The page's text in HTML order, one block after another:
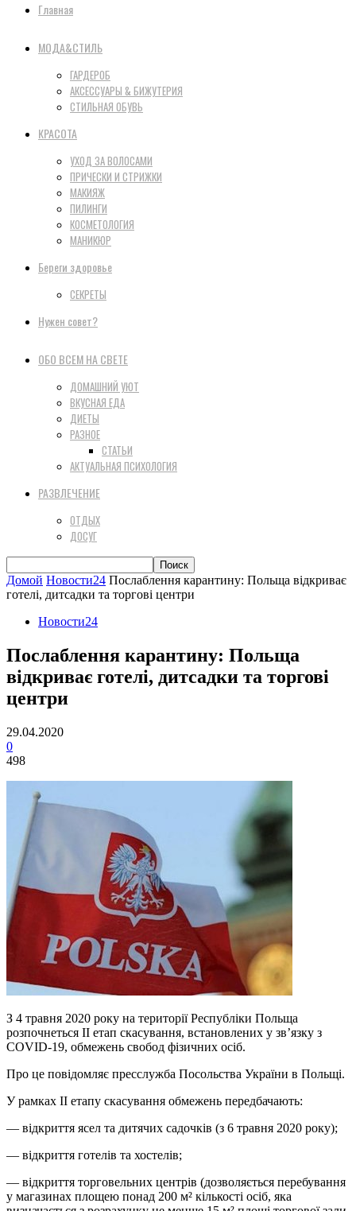
Главная
МОДА&СТИЛЬ
ГАРДЕРОБ
АКСЕССУАРЫ & БИЖУТЕРИЯ
СТИЛЬНАЯ ОБУВЬ
КРАСОТА
УХОД ЗА ВОЛОСАМИ
ПРИЧЕСКИ И СТРИЖКИ
МАКИЯЖ
ПИЛИНГИ
КОСМЕТОЛОГИЯ
МАНИКЮР
Береги здоровье
СЕКРЕТЫ
Нужен совет?
ОБО ВСЕМ НА СВЕТЕ
ДОМАШНИЙ УЮТ
ВКУСНАЯ ЕДА
ДИЕТЫ
РАЗНОЕ
СТАТЬИ
АКТУАЛЬНАЯ ПСИХОЛОГИЯ
РАЗВЛЕЧЕНИЕ
ОТДЫХ
ДОСУГ
Домой Новости24 Послаблення карантину: Польща відкриває
готелі, дитсадки та торгові центри
Новости24
Послаблення карантину: Польща
відкриває готелі, дитсадки та торгові
центри
29.04.2020
0
498
З 4 травня 2020 року на території Республіки Польща
розпочнеться ІІ етап скасування, встановлених у зв’язку з
COVID-19, обмежень свобод фізичних осіб.
Про це повідомляє пресслужба Посольства України в Польщі.
У рамках ІІ етапу скасування обмежень передбачають:
— відкриття ясел та дитячих садочків (з 6 травня 2020 року);
— відкриття готелів та хостелів;
— відкриття торговельних центрів (дозволяється перебування
у магазинах площею понад 200 м² кількості осіб, яка